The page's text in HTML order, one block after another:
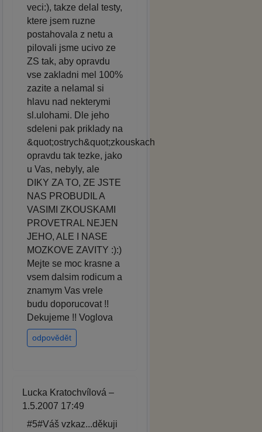
veci:), takze delal testy,
ktere jsem ruzne
postahovala z netu a
pilovali jsme ucivo ze
ZS tak, aby opravdu
vse zakladni mel 100%
zazite a nelamal si
hlavu nad nekterymi
sl.ulohami. Dle jeho
sdeleni pak priklady na
&quot;ostrych&quot;zkouskach
opravdu tak tezke, jako
u Vas, nebyly, ale
DIKY ZA TO, ZE JSTE
NAS PROBUDIL A
VASIMI ZKOUSKAMI
PROVETRAL NEJEN
JEHO, ALE I NASE
MOZKOVE ZAVITY :):)
Mejte se moc krasne a
vsem dalsim rodicum a
znamym Vas vrele
budu doporucovat !!
Dekujeme !! Voglova
odpovědět
Lucka Kratochvílová –
1.5.2007 17:49
#5#Váš vzkaz...děkuji